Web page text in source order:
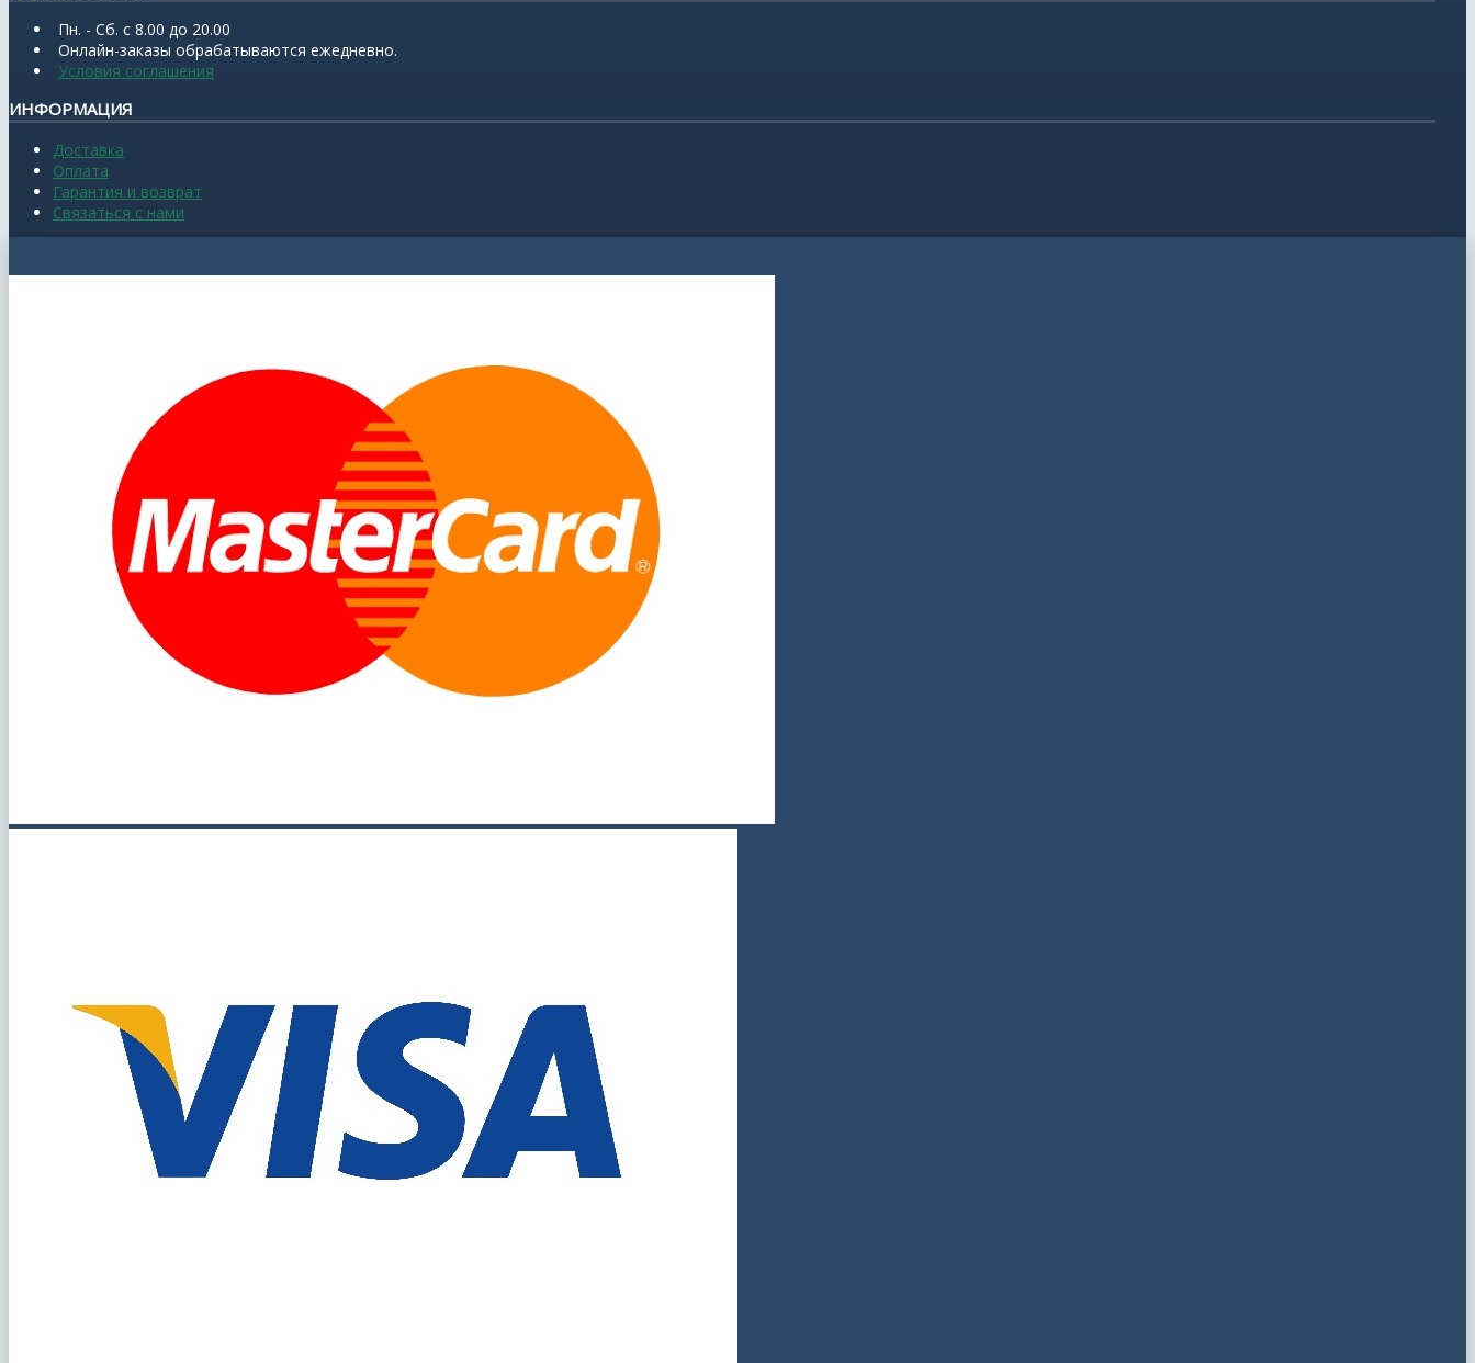
Пн. - Сб. с 8.00 до 20.00
Онлайн-заказы обрабатываются ежедневно.
Условия соглашения
ИНФОРМАЦИЯ
Доставка
Оплата
Гарантия и возврат
Связаться с нами